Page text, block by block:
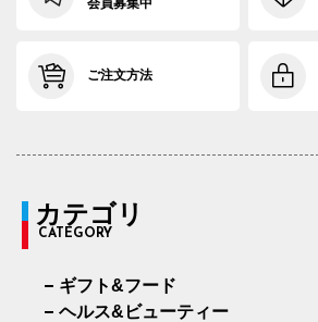
ご注文方法
カテゴリ
CATEGORY
ギフト&フード
ヘルス&ビューティー